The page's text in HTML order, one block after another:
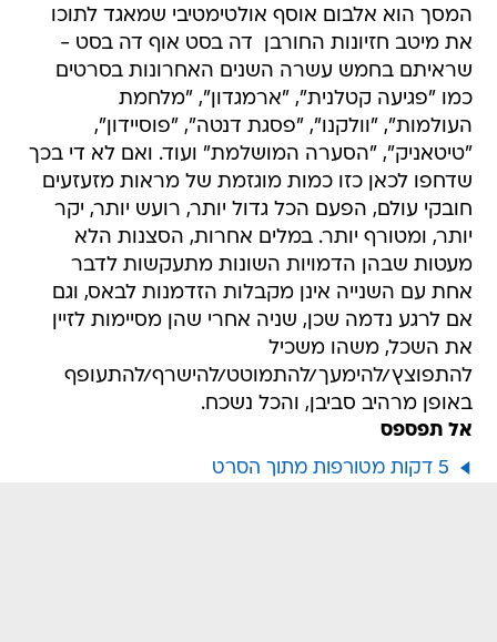
המסך הוא אלבום אוסף אולטימטיבי שמאגד לתוכו
את מיטב חזיונות החורבן  דה בסט אוף דה בסט -
שראיתם בחמש עשרה השנים האחרונות בסרטים
כמו "פגיעה קטלנית", "ארמגדון", "מלחמת
העולמות", "וולקנו", "פסגת דנטה", "פוסיידון",
"טיטאניק", "הסערה המושלמת" ועוד. ואם לא די בכך
שדחפו לכאן כזו כמות מוגזמת של מראות מזעזעים
חובקי עולם, הפעם הכל גדול יותר, רועש יותר, יקר
יותר, ומטורף יותר. במלים אחרות, הסצנות הלא
מעטות שבהן הדמויות השונות מתעקשות לדבר
אחת עם השנייה אינן מקבלות הזדמנות לבאס, וגם
אם לרגע נדמה שכן, שניה אחרי שהן מסיימות לזיין
את השכל, משהו משכיל
להתפוצץ/להימעך/להתמוטט/להישרף/להתעופף
באופן מרהיב סביבן, והכל נשכח.
אל תפספס
5 דקות מטורפות מתוך הסרט